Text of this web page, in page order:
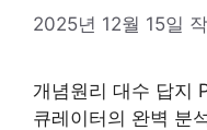
2025년 12월 15일
개념원리 대수 답지
큐레이터의 완벽 분